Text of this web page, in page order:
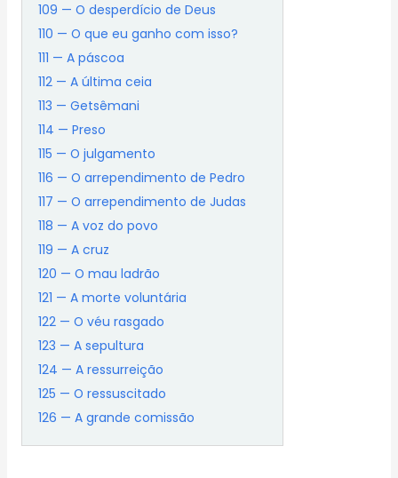
109 — O desperdício de Deus
110 — O que eu ganho com isso?
111 — A páscoa
112 — A última ceia
113 — Getsêmani
114 — Preso
115 — O julgamento
116 — O arrependimento de Pedro
117 — O arrependimento de Judas
118 — A voz do povo
119 — A cruz
120 — O mau ladrão
121 — A morte voluntária
122 — O véu rasgado
123 — A sepultura
124 — A ressurreição
125 — O ressuscitado
126 — A grande comissão